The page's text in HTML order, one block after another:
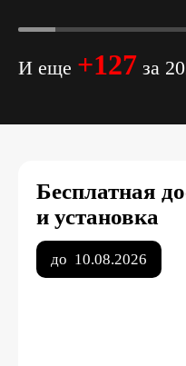
И еще +127 за
Бесплатная
и установка
до 10.08.2026